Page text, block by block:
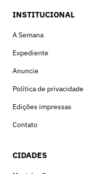
INSTITUCIONAL
A Semana
Expediente
Anuncie
Política de privacidade
Edições impressas
Contato
CIDADES